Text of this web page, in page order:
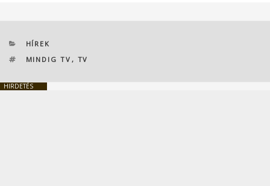
KATEGÓRIÁK
HÍREK
CÍMKÉK
MINDIG TV , TV
HIRDETÉS